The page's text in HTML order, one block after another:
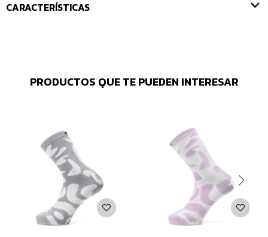
CARACTERÍSTICAS
PRODUCTOS QUE TE PUEDEN INTERESAR